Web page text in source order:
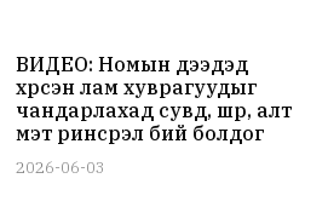
ВИДЕО: Номын дээдэд
хүрсэн лам хуврагуудыг
чандарлахад сувд, шүр, алт
мэт ринсрэл бий болдог
бөгөөд Шаарийбуу,
Монголжийбуу нарын
2026-06-03